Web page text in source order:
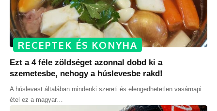
RECEPTEK ÉS KONYHA
Ezt a 4 féle zöldséget azonnal dobd ki a
szemetesbe, nehogy a húslevesbe rakd!
A húslevest általában mindenki szereti és elengedhetetlen vasárnapi
étel ez a magyar